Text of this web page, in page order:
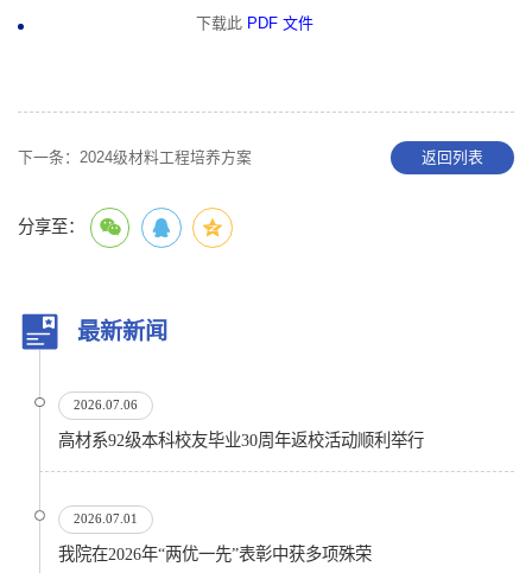
下载此 PDF 文件
下一条： 2024级材料工程培养方案 返回列表
分享至：
最新新闻
2026.07.06
高材系92级本科校友毕业30周年返校活动顺利举行
2026.07.01
我院在2026年“两优一先”表彰中获多项殊荣